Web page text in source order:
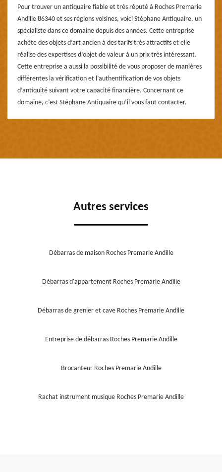
Pour trouver un antiquaire fiable et très réputé à Roches Premarie
Andille 86340 et ses régions voisines, voici Stéphane Antiquaire, un
spécialiste dans ce domaine depuis des années. Cette entreprise
achète des objets d’art ancien à des tarifs très attractifs et elle
réalise des expertises d’objet de valeur à un prix très intéressant.
Cette entreprise a aussi la possibilité de vous proposer de manières
différentes la vérification et l’authentification de vos objets
d’antiquité suivant votre capacité financière. Concernant ce
domaine, c’est Stéphane Antiquaire qu’il vous faut contacter.
Autres services
Débarras de maison Roches Premarie Andille
Débarras d'appartement Roches Premarie Andille
Débarras de grenier et cave Roches Premarie Andille
Entreprise de débarras Roches Premarie Andille
Brocanteur Roches Premarie Andille
Rachat instrument musique Roches Premarie Andille